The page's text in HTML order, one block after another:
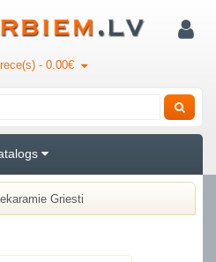
- 0.00€
Griesti